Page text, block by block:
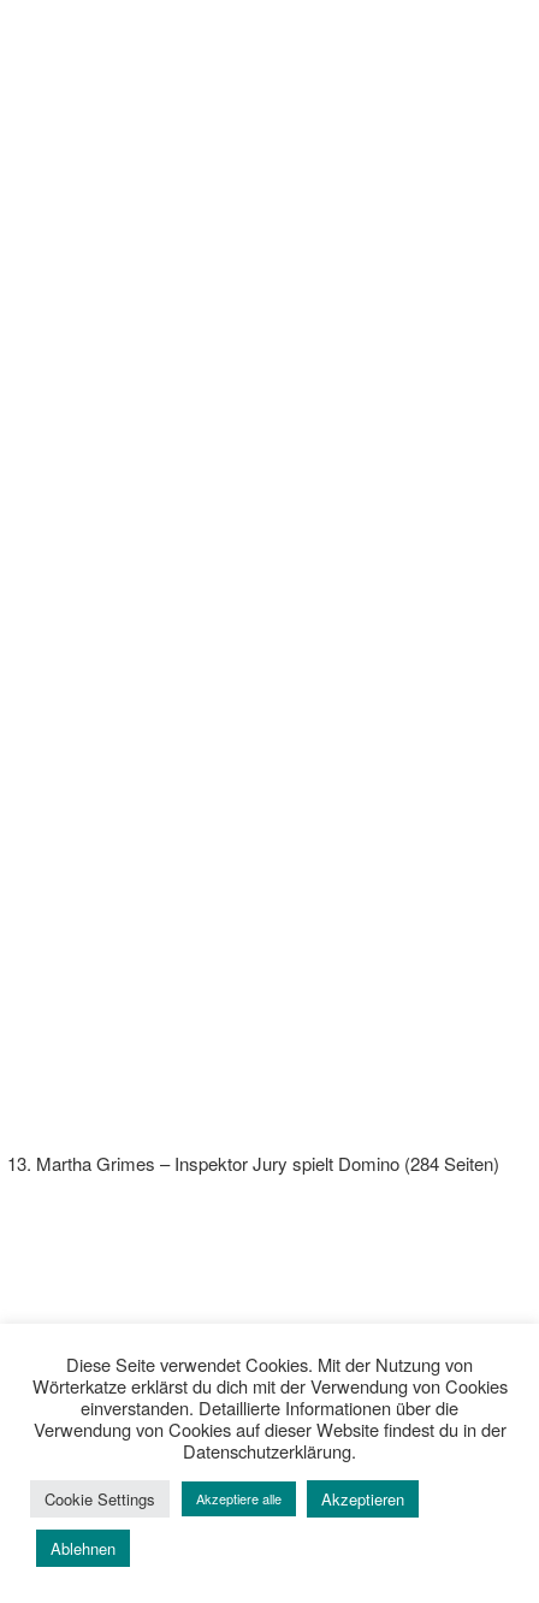
Martha Grimes – Inspektor Jury spielt Domino (284 Seiten)
Diese Seite verwendet Cookies. Mit der Nutzung von
Wörterkatze erklärst du dich mit der Verwendung von Cookies
einverstanden. Detaillierte Informationen über die
Verwendung von Cookies auf dieser Website findest du in der
Datenschutzerklärung.
Cookie Settings Akzeptiere alle Akzeptieren
Ablehnen